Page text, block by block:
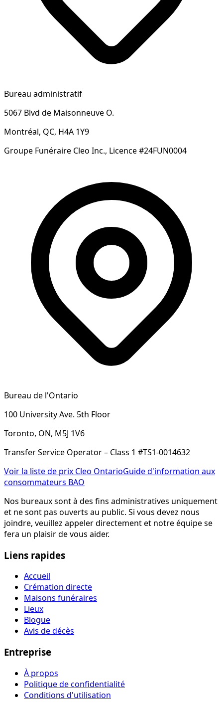
Bureau administratif
5067 Blvd de Maisonneuve O.
Montréal, QC, H4A 1Y9
Groupe Funéraire Cleo Inc., Licence #24FUN0004
Bureau de l'Ontario
100 University Ave. 5th Floor
Toronto, ON, M5J 1V6
Transfer Service Operator – Class 1 #TS1-0014632
Voir la liste de prix Cleo OntarioGuide d'information aux
consommateurs BAO
Nos bureaux sont à des fins administratives uniquement
et ne sont pas ouverts au public. Si vous devez nous
joindre, veuillez appeler directement et notre équipe se
fera un plaisir de vous aider.
Liens rapides
Accueil
Crémation directe
Maisons funéraires
Lieux
Blogue
Avis de décès
Entreprise
À propos
Politique de confidentialité
Conditions d'utilisation